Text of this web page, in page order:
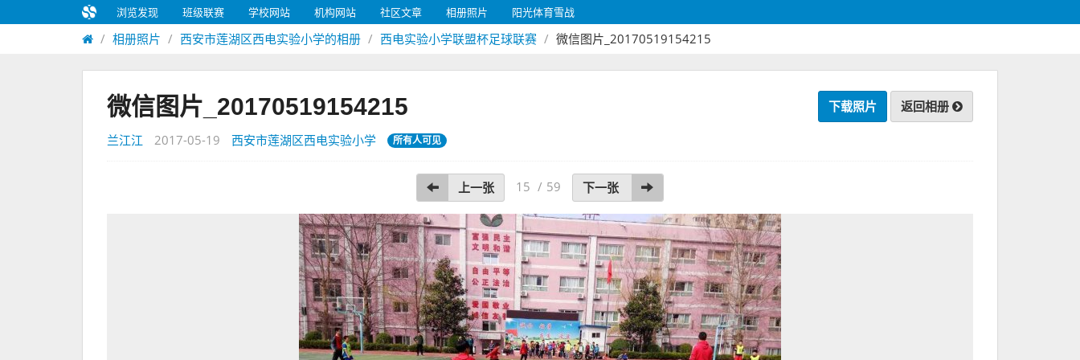
浏览发现 班级联赛 学校网站 机构网站 社区文章 相册照片 阳光体育雪战
相册照片 西安市莲湖区西电实验小学的相册 西电实验小学联盟杯足球联赛 微信图片_20170519154215
下载照片 返回相册
微信图片_20170519154215
兰江江 2017-05-19 西安市莲湖区西电实验小学 所有人可见
上一张 15 / 59 下一张